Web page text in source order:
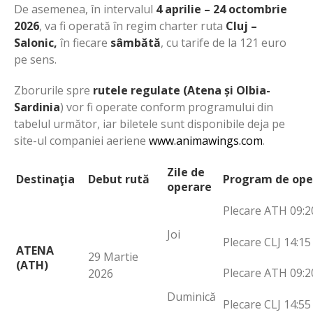
De asemenea, în intervalul 4 aprilie – 24 octombrie
2026, va fi operată în regim charter ruta Cluj –
Salonic, în fiecare sâmbătă, cu tarife de la 121 euro
pe sens.
Zborurile spre rutele regulate (Atena și Olbia-
Sardinia) vor fi operate conform programului din
tabelul următor, iar biletele sunt disponibile deja pe
site-ul companiei aeriene www.animawings.com.
Destinaţia Debut rută
Zile de
operare
Program de
ATENA
(ATH)
29 Martie
2026
Joi
Plecare ATH
Plecare CLJ 14:15
Duminică
Plecare ATH
Plecare CLJ 14:55